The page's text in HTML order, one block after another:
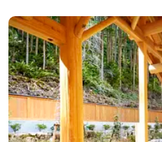
巡る旅の拠点として、当...